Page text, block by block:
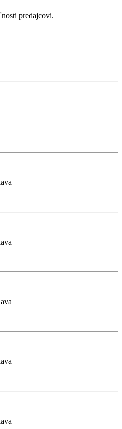
predajcovi.